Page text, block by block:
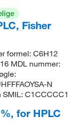
Fisher
formel: C6H12
MDL nummer:
N
C1CCCCC1
for HPLC